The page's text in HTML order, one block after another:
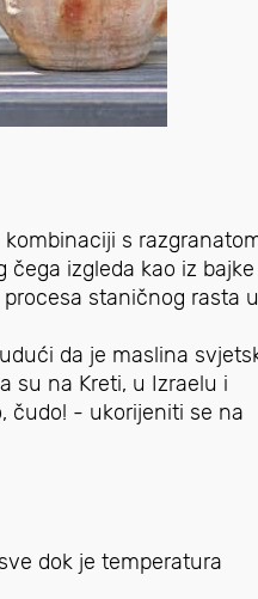
s
čega izgleda kao iz
staničnog rasta u
da je maslina
su na Kreti, u Izraelu i
čudo! - ukorijeniti se na
dok je temperatura